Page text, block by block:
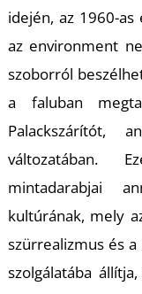
idején, az 1960-
az environment
szoborról
a faluban
Palackszárítót,
változatában.
mintadarabjai
kultúrának, mely
szürrealizmus és
szolgálatába